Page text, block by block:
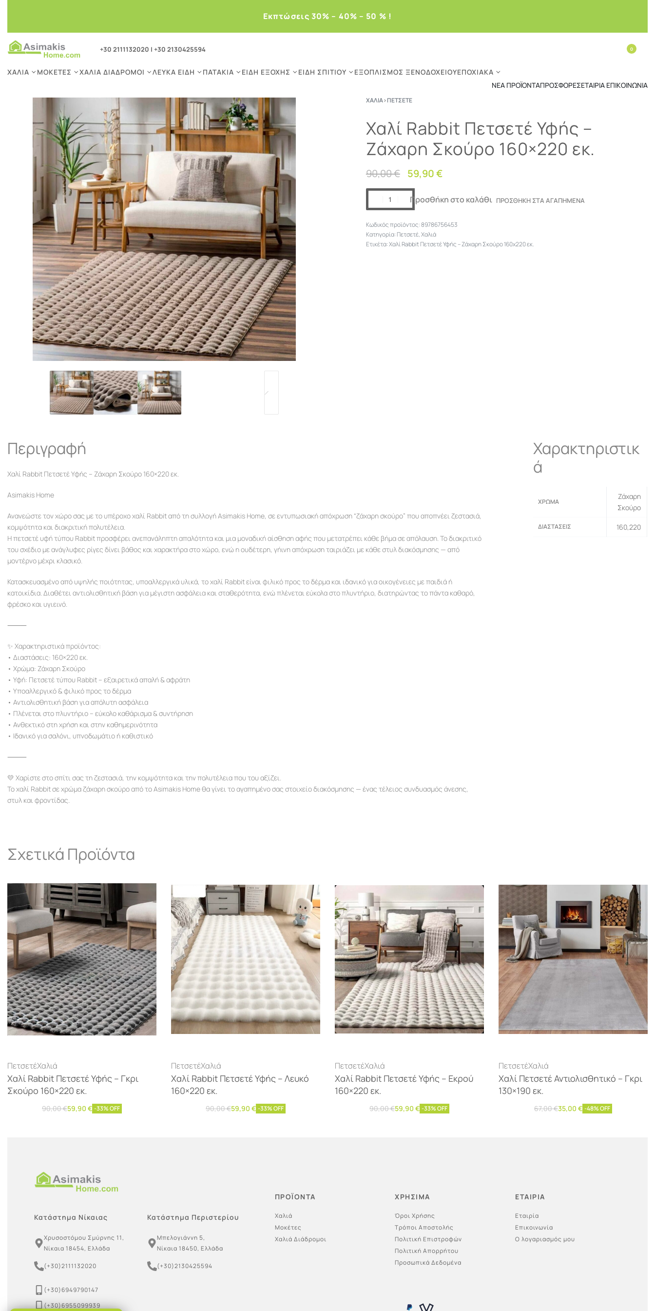
Eκπτώσεις 30% – 40% – 50 % !
+30 2111132020 | +30 2130425594 0
ΧΑΛΙΆ ΜΟΚΈΤΕΣ ΧΑΛΙΆ ΔΙΆΔΡΟΜΟΙ ΛΕΥΚΆ ΕΊΔΗ ΠΑΤΆΚΙΑ ΕΊΔΗ ΕΞΟΧΉΣ ΕΊΔΗ ΣΠΙΤΙΟΎ ΕΞΟΠΛΙΣΜΌΣ ΞΕΝΟΔΟΧΕΊΟΥΕΠΟΧΙΑΚΆ
ΝΈΑ ΠΡΟΪΌΝΤΑΠΡΟΣΦΟΡΈΣΕΤΑΙΡΊΑ ΕΠΙΚΟΙΝΩΝΊΑ
ΧΑΛΙΆ›ΠΕΤΣΕΤΈ
Χαλί Rabbit Πετσετέ Υφής –
Ζάχαρη Σκούρο 160×220 εκ.
90,00€ 59,90€
Προσθήκη στο καλάθι ΠΡΟΣΘΗΚΗ ΣΤΑ ΑΓΑΠΗΜΕΝΑ
89786756453
Κατηγορία:Πετσετέ,Χαλιά
Ετικέτα:Χαλί Rabbit Πετσετέ Υφής – Ζάχαρη Σκούρο 160x220 εκ.
Περιγραφή
Χαλί Rabbit Πετσετέ Υφής – Ζάχαρη Σκούρο 160×220 εκ.
Asimakis Home
Ανανεώστε τον χώρο σας με το υπέροχο χαλί Rabbit από τη συλλογή Asimakis Home, σε εντυπωσιακή απόχρωση “ζάχαρη σκούρο” που αποπνέει ζεστασιά,
κομψότητα και διακριτική πολυτέλεια.
Η πετσετέ υφή τύπου Rabbit προσφέρει ανεπανάληπτη απαλότητα και μια μοναδική αίσθηση αφής που μετατρέπει κάθε βήμα σε απόλαυση. Το διακριτικό
του σχέδιο με ανάγλυφες ρίγες δίνει βάθος και χαρακτήρα στο χώρο, ενώ η ουδέτερη, γήινη απόχρωση ταιριάζει με κάθε στυλ διακόσμησης — από
μοντέρνο μέχρι κλασικό.
Κατασκευασμένο από υψηλής ποιότητας, υποαλλεργικά υλικά, το χαλί Rabbit είναι φιλικό προς το δέρμα και ιδανικό για οικογένειες με παιδιά ή
κατοικίδια. Διαθέτει αντιολισθητική βάση για μέγιστη ασφάλεια και σταθερότητα, ενώ πλένεται εύκολα στο πλυντήριο, διατηρώντας το πάντα καθαρό,
φρέσκο και υγιεινό.
⸻
✨ Χαρακτηριστικά προϊόντος:
• Διαστάσεις: 160×220 εκ.
• Χρώμα: Ζάχαρη Σκούρο
• Υφή: Πετσετέ τύπου Rabbit – εξαιρετικά απαλή & αφράτη
• Υποαλλεργικό & φιλικό προς το δέρμα
• Αντιολισθητική βάση για απόλυτη ασφάλεια
• Πλένεται στο πλυντήριο – εύκολο καθάρισμα & συντήρηση
• Ανθεκτικό στη χρήση και στην καθημερινότητα
• Ιδανικό για σαλόνι, υπνοδωμάτιο ή καθιστικό
⸻
💛 Χαρίστε στο σπίτι σας τη ζεστασιά, την κομψότητα και την πολυτέλεια που του αξίζει.
Το χαλί Rabbit σε χρώμα ζάχαρη σκούρο από το Asimakis Home θα γίνει το αγαπημένο σας στοιχείο διακόσμησης — ένας τέλειος συνδυασμός άνεσης,
στυλ και φροντίδας.
Χαρακτηριστικ
ά
ΧΡΏΜΑ
Ζάχαρη
Σκούρο
ΔΙΑΣΤΆΣΕΙΣ 160,220
Σχετικά Προϊόντα
ΠετσετέΧαλιά
Χαλί Rabbit Πετσετέ Υφής – Γκρι
Σκούρο 160×220 εκ.
90,00€59,90 € -33% OFF
ΠετσετέΧαλιά
Χαλί Rabbit Πετσετέ Υφής – Λευκό
160×220 εκ.
90,00€59,90 € -33% OFF
ΠετσετέΧαλιά
Χαλί Rabbit Πετσετέ Υφής – Εκρού
160×220 εκ.
90,00€59,90 € -33% OFF
ΠετσετέΧαλιά
Χαλί Πετσετέ Αντιολισθητικό – Γκρι
130×190 εκ.
67,00€35,00 € -48% OFF
Κατάστημα Νίκαιας Κατάστημα Περιστερίου
Χρυσοστόμου Σμύρνης 11,
Νίκαια 18454, Ελλάδα
Μπελογιάννη 5,
Νίκαια 18450, Ελλάδα
(+30)2111132020 (+30)2130425594
(+30)6949790147
(+30)6955099939
ΠΡΟΪΟΝΤΑ
Χαλιά
Μοκέτες
Χαλιά Διάδρομοι
ΧΡΗΣΙΜΑ
Όροι Χρήσης
Τρόποι Αποστολής
Πολιτική Επιστροφών
Πολιτική Απορρήτου
Προσωπικά Δεδομένα
ΕΤΑΙΡΙΑ
Εταιρία
Επικοινωνία
Ο λογαριασμός μου